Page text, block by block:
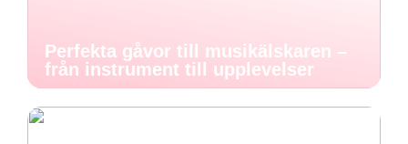
Perfekta gåvor till musikälskaren –
från instrument till upplevelser